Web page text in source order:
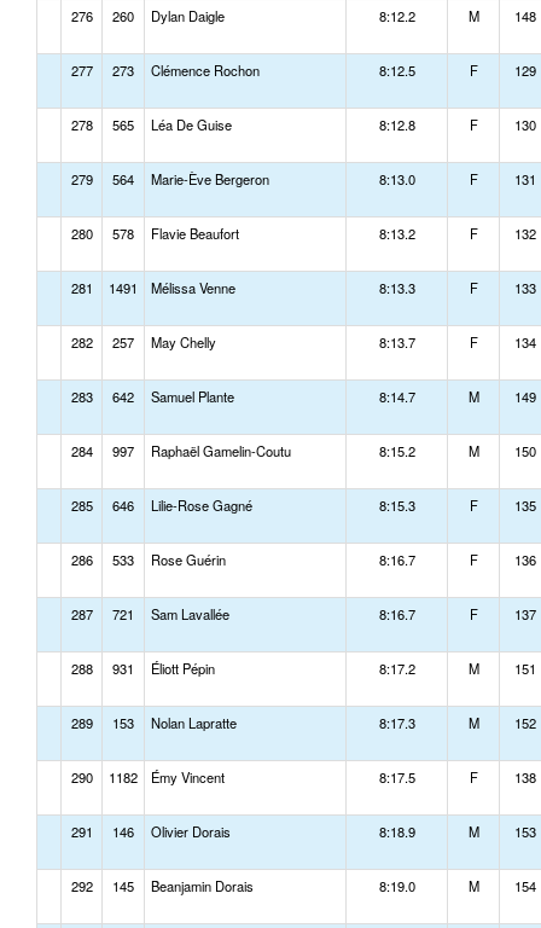
276 260 Dylan Daigle 8:12.2 M 148
277 273 Clémence Rochon 8:12.5 F 129
278 565 Léa De Guise 8:12.8 F 130
279 564 Marie-Ève Bergeron 8:13.0 F 131
280 578 Flavie Beaufort 8:13.2 F 132
281 1491 Mélissa Venne 8:13.3 F 133
282 257 May Chelly 8:13.7 F 134
283 642 Samuel Plante 8:14.7 M 149
284 997 Raphaël Gamelin-Coutu 8:15.2 M 150
285 646 Lilie-Rose Gagné 8:15.3 F 135
286 533 Rose Guérin 8:16.7 F 136
287 721 Sam Lavallée 8:16.7 F 137
288 931 Éliott Pépin 8:17.2 M 151
289 153 Nolan Lapratte 8:17.3 M 152
290 1182 Émy Vincent 8:17.5 F 138
291 146 Olivier Dorais 8:18.9 M 153
292 145 Beanjamin Dorais 8:19.0 M 154